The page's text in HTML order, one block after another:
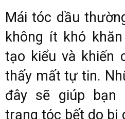
Mái tóc dầu
không ít khó
tạo kiểu và khiến
thấy mất tự tin.
đây sẽ giúp bạn
trạng tóc bết do bị